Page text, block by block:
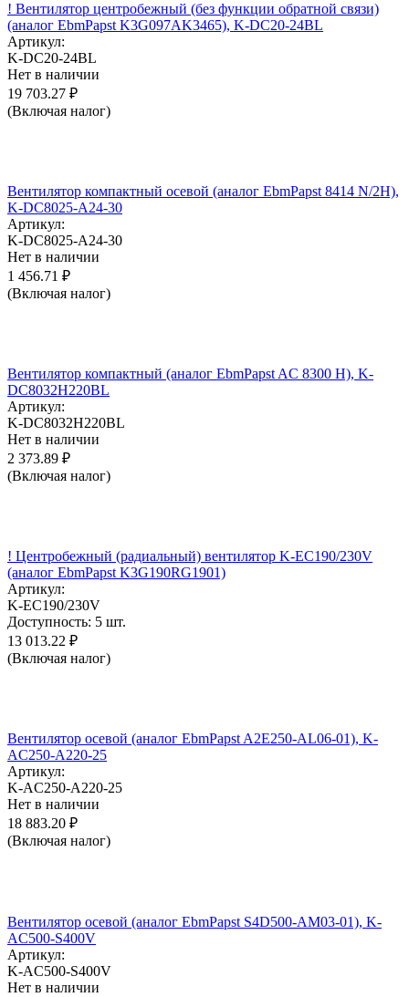
! Вентилятор центробежный (без функции обратной связи)
(аналог EbmPapst K3G097AK3465), K-DC20-24BL
Артикул:
K-DC20-24BL
Нет в наличии
19 703.27 ₽
(Включая налог)
Вентилятор компактный осевой (аналог EbmPapst 8414 N/2H),
K-DC8025-A24-30
Артикул:
K-DC8025-A24-30
Нет в наличии
1 456.71 ₽
(Включая налог)
Вентилятор компактный (аналог EbmPapst AC 8300 H), K-
DC8032H220BL
Артикул:
K-DC8032H220BL
Нет в наличии
2 373.89 ₽
(Включая налог)
! Центробежный (радиальный) вентилятор K-EC190/230V
(аналог EbmPapst K3G190RG1901)
Артикул:
K-EC190/230V
Доступность: 5 шт.
13 013.22 ₽
(Включая налог)
Вентилятор осевой (аналог EbmPapst A2E250-AL06-01), K-
AC250-A220-25
Артикул:
K-AC250-A220-25
Нет в наличии
18 883.20 ₽
(Включая налог)
Вентилятор осевой (аналог EbmPapst S4D500-AM03-01), K-
AC500-S400V
Артикул:
K-AC500-S400V
Нет в наличии